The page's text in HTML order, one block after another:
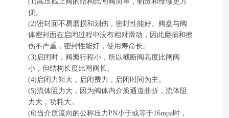
便。
(2)密封面不易磨损和划伤，密封性能好。阀盘与阀
体密封面在启闭过程中没有相对滑动，因此磨损和擦
伤不严重，密封性能好，使用寿命长。
(3)启闭时，阀瓣行程小，所以截断阀高度比闸阀
小，但结构长度比闸阀长。
(4)启闭力矩大，启闭费力，启闭时间为主。
(5)流体阻力大，因为阀体内介质通道曲折，流体阻
力大，功耗大。
(6)当介质流向的公称压力PN小于或等于16mpa时，